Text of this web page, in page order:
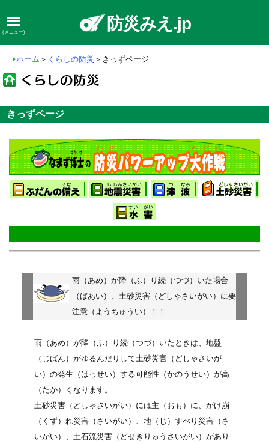
(メニュー) 防災みえ.jp
ホーム ＞ くらしの防災 ＞きっずページ
きっずページ
雨 （あめ） が降 （ふ） り続 （つづ） いた場合
（ばあい） 、土砂災害 （どしゃさいがい） に要
注意 （ようちゅうい） ！！
雨 （あめ） が降 （ふ） り続 （つづ） いたときは、地盤
（じばん） がゆるんだりして土砂災害 （どしゃさいが
い） の発生 （はっせい） する可能性 （かのうせい） が高
（たか）
くなります。
土砂災害 （どしゃさいがい） には主 （おも） に、がけ崩
（くず） れ災害 （さいがい） 、地 （じ） すべり災害 （さ
いがい） 、土石流災害 （どせきりゅうさいがい） があり